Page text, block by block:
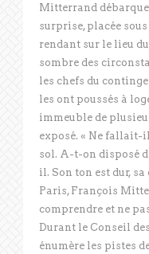
Mitterrand
surprise, placée
rendant sur le lieu
sombre des
les chefs du
les ont poussés à
immeuble de
exposé. « Ne fallait-
sol. A-t-on disposé
il. Son ton est dur,
Paris, François
comprendre et ne
Durant le Conseil
énumère les pistes